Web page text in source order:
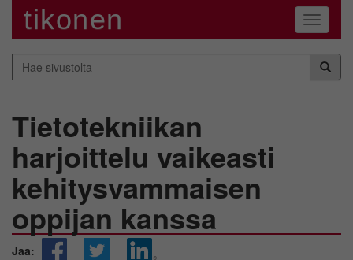
tikonen
Hae
sivustolta
Tietotekniikan
harjoittelu vaikeasti
kehitysvammaisen
oppijan kanssa
Jaa: